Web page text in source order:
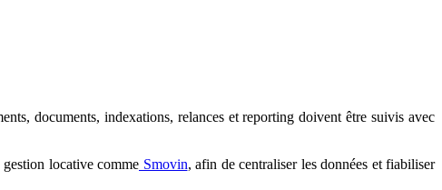
documents, indexations, relances et reporting doivent être suivis avec
locative comme Smovin, afin de centraliser les données et fiabiliser